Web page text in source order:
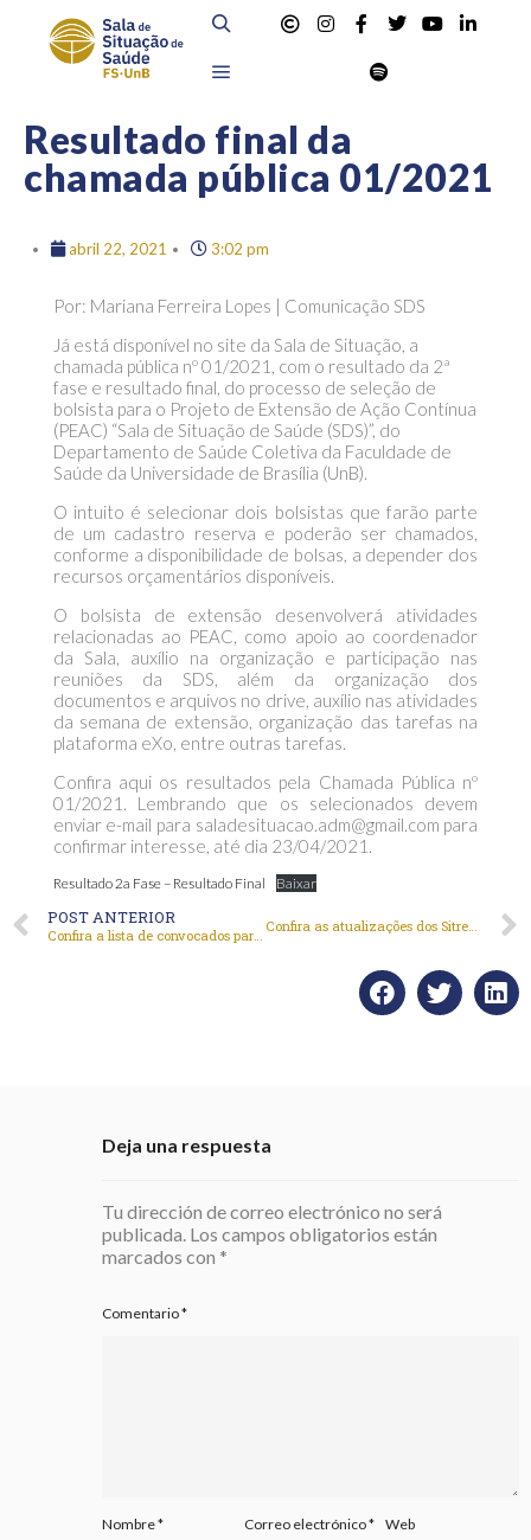
Resultado final da
chamada pública 01/2021
abril 22, 2021 3:02 pm
Por: Mariana Ferreira Lopes | Comunicação SDS
Já está disponível no site da Sala de Situação, a
chamada pública nº 01/2021, com o resultado da 2ª
fase e resultado final, do processo de seleção de
bolsista para o Projeto de Extensão de Ação Contínua
(PEAC) “Sala de Situação de Saúde (SDS)”, do
Departamento de Saúde Coletiva da Faculdade de
Saúde da Universidade de Brasília (UnB).
O intuito é selecionar dois bolsistas que farão parte
de um cadastro reserva e poderão ser chamados,
conforme a disponibilidade de bolsas, a depender dos
recursos orçamentários disponíveis.
O bolsista de extensão desenvolverá atividades
relacionadas ao PEAC, como apoio ao coordenador
da Sala, auxílio na organização e participação nas
reuniões da SDS, além da organização dos
documentos e arquivos no drive, auxílio nas atividades
da semana de extensão, organização das tarefas na
plataforma eXo, entre outras tarefas.
Confira aqui os resultados pela Chamada Pública nº
01/2021. Lembrando que os selecionados devem
enviar e-mail para saladesituacao.adm@gmail.com para
confirmar interesse, até dia 23/04/2021.
Resultado 2a Fase – Resultado Final Baixar
POST ANTERIOR Confira as atualizações dos Sitreps até 20 e 21 de abril
Deja una respuesta
Tu dirección de correo electrónico no será
publicada. Los campos obligatorios están
marcados con *
Comentario*
Nombre* Correo electrónico* Web